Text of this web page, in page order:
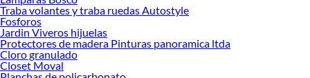
Traba volantes y traba ruedas Autostyle
Fosforos
Jardin Viveros hijuelas
Protectores de madera Pinturas panoramica ltda
Cloro granulado
Closet Moval